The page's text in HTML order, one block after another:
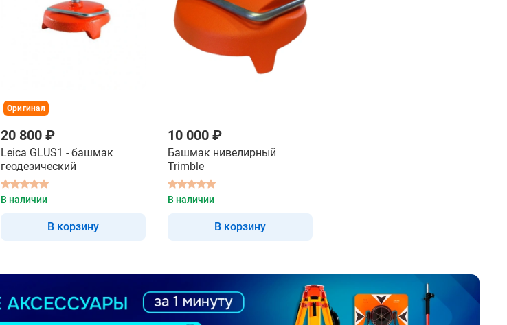
Оригинал
20 800 ₽
Leica GLUS1 - башмак
геодезический
В наличии
В корзину
10 000 ₽
Башмак нивелирный
Trimble
В наличии
В корзину